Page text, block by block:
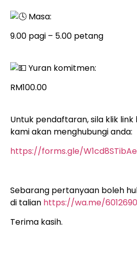
Masa:
9.00 pagi – 5.00 petang
Yuran komitmen:
RM100.00
Untuk pendaftaran, sila klik
kami akan menghubungi anda:
https://forms.gle/
Sebarang pertanyaan boleh
di talian https://wa.me/
Terima kasih.